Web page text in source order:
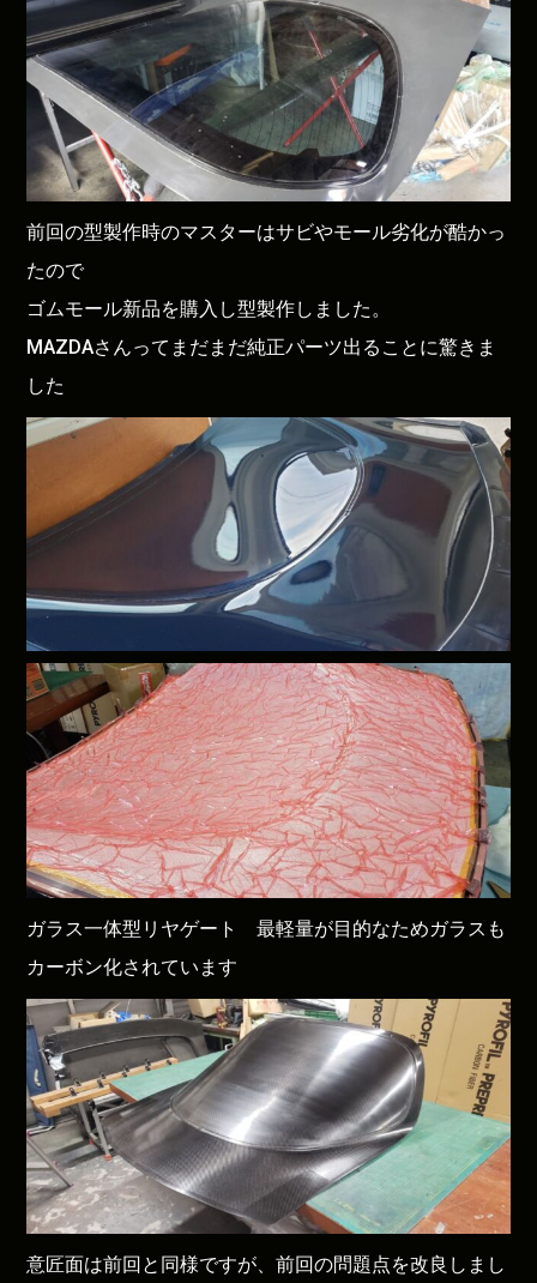
前回の型製作時のマスターはサビやモール劣化が酷かっ
たので
ゴムモール新品を購入し型製作しました。
MAZDAさんってまだまだ純正パーツ出ることに驚きま
した
ガラス一体型リヤゲート 最軽量が目的なためガラスも
カーボン化されています
意匠面は前回と同様ですが、前回の問題点を改良しまし